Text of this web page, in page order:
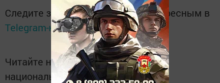
Следите за самым важным и интересным в
Telegram-каналеТатмедиа
Читайте новости Татарстана в
национальном мессенджере MАХ: